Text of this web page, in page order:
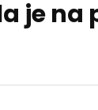
je na